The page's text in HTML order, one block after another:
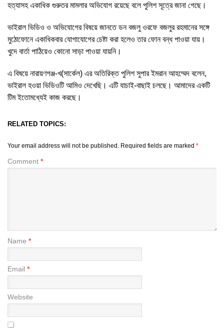
হত্যাসহ একাধিক গুরুতর মামলার অভিযোগ রয়েছে বলে পুলিশ সূত্রে জানা গেছে।
ভাইরাল ভিডিও ও অভিযোগের বিষয়ে জানতে ডন বজলু ওরফে বজলুর রহমানের সঙ্গে
মুঠোফোনে একাধিকবার যোগাযোগের চেষ্টা করা হলেও তার ফোন বন্ধ পাওয়া যায়।
খুদে বার্তা পাঠিয়েও কোনো সাড়া পাওয়া যায়নি।
এ বিষয়ে নারায়ণগঞ্জ-খ(সার্কেল) এর অতিরিক্ত পুলিশ সুপার ইমরান আহম্মেদ বলেন,
ভাইরাল হওয়া ভিডিওটি আমিও দেখেছি। এটি যাচাই-বাছাই চলছে। আমাদের একটি
টিম ইতোমধ্যেই কাজ করছে।
RELATED TOPICS:
Your email address will not be published. Required fields are marked *
Comment *
Name *
Email *
Website